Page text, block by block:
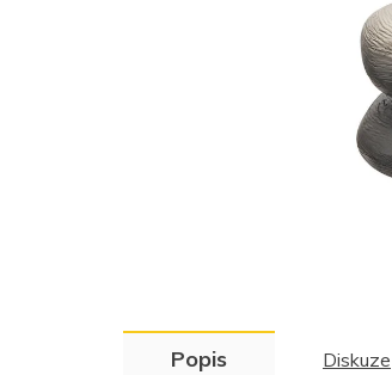
Popis Diskuze